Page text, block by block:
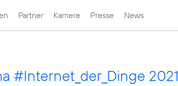
Partner Karriere Presse News
#Internet_der_Dinge 2021